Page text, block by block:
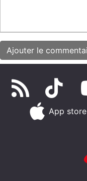
App store